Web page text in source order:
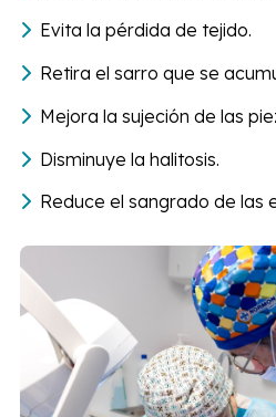
Evita la pérdida de tejido.
Retira el sarro que se
Mejora la sujeción de las
Disminuye la halitosis.
Reduce el sangrado de las